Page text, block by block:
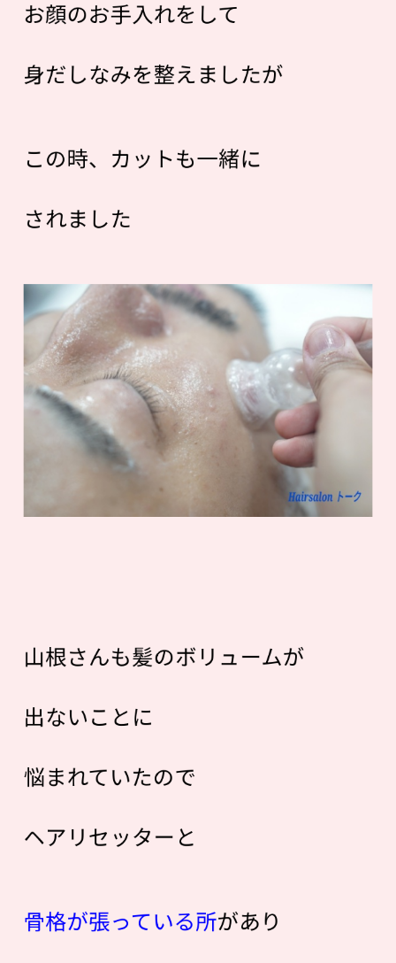
お顔のお手入れをして
身だしなみを整えましたが
この時、カットも一緒に
されました
山根さんも髪のボリュームが
出ないことに
悩まれていたので
ヘアリセッターと
骨格が張っている所があり